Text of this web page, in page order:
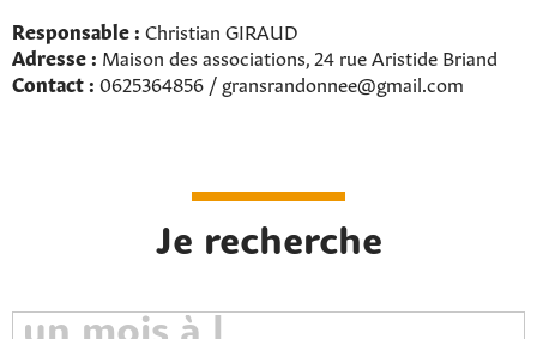
Responsable : Christian GIRAUD
Adresse : Maison des associations, 24 rue Aristide Briand
Contact : 0625364856 / gransrandonnee@gmail.com
Je recherche